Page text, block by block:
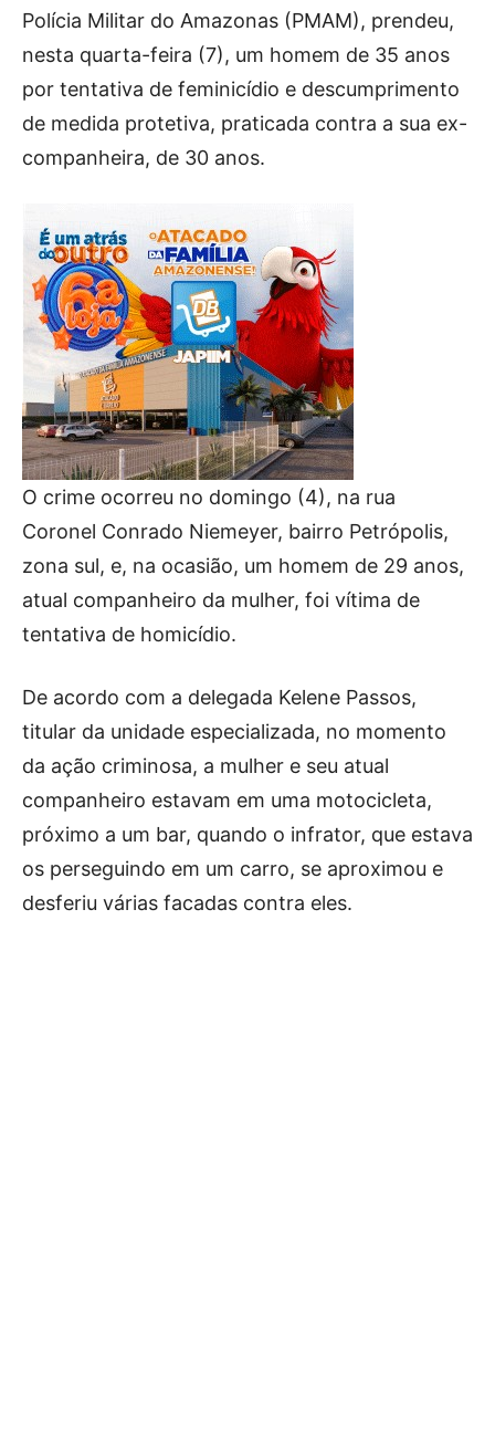
Polícia Militar do Amazonas (PMAM), prendeu,
nesta quarta-feira (7), um homem de 35 anos
por tentativa de feminicídio e descumprimento
de medida protetiva, praticada contra a sua ex-
companheira, de 30 anos.
O crime ocorreu no domingo (4), na rua
Coronel Conrado Niemeyer, bairro Petrópolis,
zona sul, e, na ocasião, um homem de 29 anos,
atual companheiro da mulher, foi vítima de
tentativa de homicídio.
De acordo com a delegada Kelene Passos,
titular da unidade especializada, no momento
da ação criminosa, a mulher e seu atual
companheiro estavam em uma motocicleta,
próximo a um bar, quando o infrator, que estava
os perseguindo em um carro, se aproximou e
desferiu várias facadas contra eles.